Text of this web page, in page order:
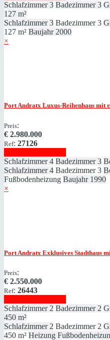
Schlafzimmer 3 Badezimmer 3
127 m²
Schlafzimmer 3 Badezimmer 3
127 m² Baujahr 2000
×
Port Andratx Luxus-Reihenhaus mit
Preis:
€ 2.980.000
Ref: 27126
Schlafzimmer 4 Badezimmer 3
Schlafzimmer 4 Badezimmer 3
Fußbodenheizung Baujahr 1990
×
Port Andratx Exklusives Stadthaus
Preis:
€ 2.550.000
Ref: 26443
Schlafzimmer 2 Badezimmer 2
450 m²
Schlafzimmer 2 Badezimmer 2
450 m² Heizung